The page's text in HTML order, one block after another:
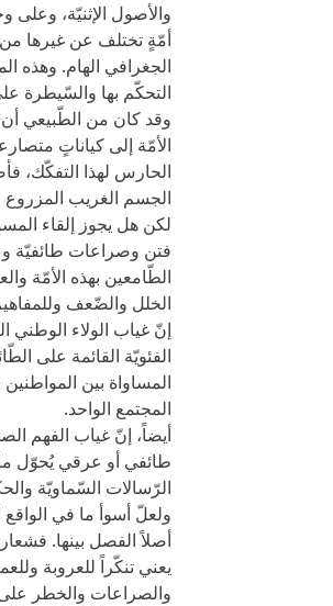
والأصول الإثنيّة،
أمّةٍ تختلف عن غيرها من
الجغرافي الهام. وهذه
التحكّم بها والسّيطرة
وقد كان من الطّبيعي أن
الأمّة إلى كياناتٍ
الحارس لهذا التفكّك،
الجسم الغريب المزروع
لكن هل يجوز إلقاء
فتن وصراعات طائفيّة
الطّامعين بهذه الأمّة
الخلل والضّعف
إنّ غياب الولاء الوطني
الفئويّة القائمة على
المساواة بين
المجتمع الواحد.
أيضاً، إنّ غياب الفهم
طائفي أو عرقي يُحوّل ما
الرّسالات السّماويّة
ولعلّ أسوأ ما في الواقع
أصلاً الفصل بينها.
يعني تنكّراً للعروبة
والصراعات والخطر على